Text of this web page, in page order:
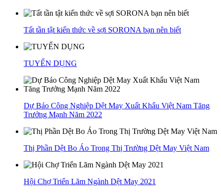
Tất tần tật kiến thức về sợi SORONA bạn nên biết
TUYỂN DỤNG
Dự Báo Công Nghiệp Dệt May Xuất Khẩu Việt Nam Tăng
Trưởng Mạnh Năm 2022
Thị Phần Dệt Bo Áo Trong Thị Trường Dệt May Việt Nam
Hội Chợ Triển Lãm Ngành Dệt May 2021